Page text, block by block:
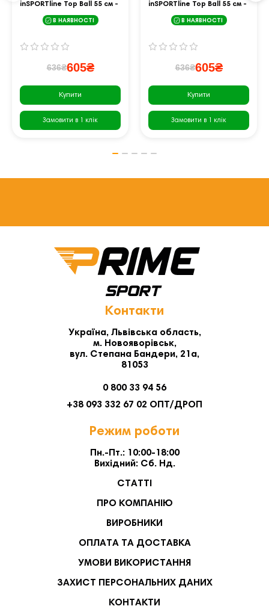
inSPORTline Top Ball 55 см -
В НАЯВНОСТІ
636₴605₴
Купити
Замовити в 1 клік
inSPORTline Top Ball 55 см -
В НАЯВНОСТІ
636₴605₴
Купити
Замовити в 1 клік
Контакти
Україна, Львівська область,
м. Новояворівськ,
вул. Степана Бандери, 21а,
81053
0 800 33 94 56
+38 093 332 67 02 ОПТ/ДРОП
Режим роботи
Пн.-Пт.: 10:00-18:00
Вихідний: Сб. Нд.
СТАТТІ
ПРО КОМПАНІЮ
ВИРОБНИКИ
ОПЛАТА ТА ДОСТАВКА
УМОВИ ВИКОРИСТАННЯ
ЗАХИСТ ПЕРСОНАЛЬНИХ ДАНИХ
КОНТАКТИ